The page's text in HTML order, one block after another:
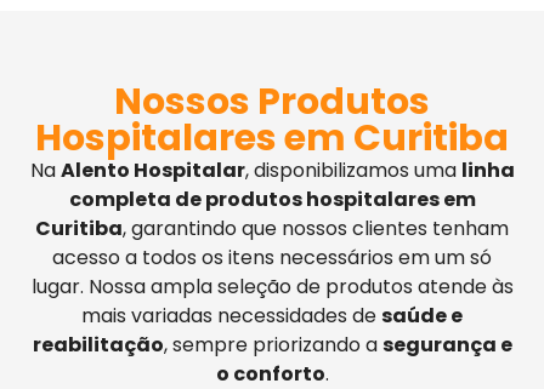
Nossos Produtos
Hospitalares em Curitiba
NaAlento Hospitalar, disponibilizamos uma linha
completa de produtos hospitalares em
Curitiba, garantindo que nossos clientes tenham
acesso a todos os itens necessários em um só
lugar. Nossa ampla seleção de produtos atende às
mais variadas necessidades desaúde e
reabilitação, sempre priorizando asegurança e
o conforto.